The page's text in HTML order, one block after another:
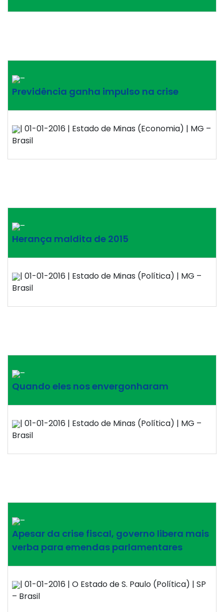
–
Previdência ganha impulso na crise
| 01-01-2016 | Estado de Minas (Economia) | MG –
Brasil
–
Herança maldita de 2015
| 01-01-2016 | Estado de Minas (Política) | MG –
Brasil
–
Quando eles nos envergonharam
| 01-01-2016 | Estado de Minas (Política) | MG –
Brasil
–
Apesar da crise fiscal, governo libera mais
verba para emendas parlamentares
| 01-01-2016 | O Estado de S. Paulo (Política) | SP
– Brasil